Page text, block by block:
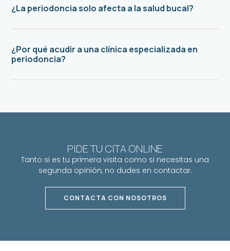
¿La periodoncia solo afecta a la salud bucal?
¿Por qué acudir a una clínica especializada en
periodoncia?
PIDE TU CITA ONLINE
Tanto si es tu primera visita como si necesitas una
segunda opinión, no dudes en contactar.
CONTACTA CON NOSOTROS